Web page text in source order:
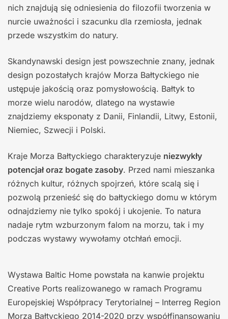
nich znajdują się odniesienia do filozofii tworzenia w
nurcie uważności i szacunku dla rzemiosła, jednak
przede wszystkim do natury.
Skandynawski design jest powszechnie znany, jednak
design pozostałych krajów Morza Bałtyckiego nie
ustępuje jakością oraz pomysłowością. Bałtyk to
morze wielu narodów, dlatego na wystawie
znajdziemy eksponaty z Danii, Finlandii, Litwy, Estonii,
Niemiec, Szwecji i Polski.
Kraje Morza Bałtyckiego charakteryzuje niezwykły
potencjał oraz bogate zasoby. Przed nami mieszanka
różnych kultur, różnych spojrzeń, które scalą się i
pozwolą przenieść się do bałtyckiego domu w którym
odnajdziemy nie tylko spokój i ukojenie. To natura
nadaje rytm wzburzonym falom na morzu, tak i my
podczas wystawy wywołamy otchłań emocji.
Wystawa Baltic Home powstała na kanwie projektu
Creative Ports realizowanego w ramach Programu
Europejskiej Współpracy Terytorialnej – Interreg Region
Morza Bałtyckiego 2014-2020 przy współfinansowaniu